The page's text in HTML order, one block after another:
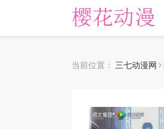
当前位置： 三七动漫网